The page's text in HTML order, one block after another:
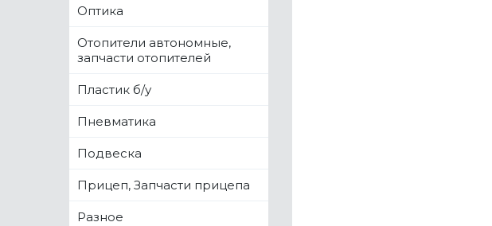
Оптика
Отопители автономные,
запчасти отопителей
Пластик б/у
Пневматика
Подвеска
Прицеп, Запчасти прицепа
Разное